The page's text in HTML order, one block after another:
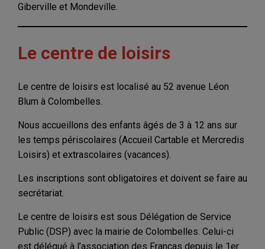
Giberville et Mondeville.
Le centre de loisirs
Le centre de loisirs est localisé au 52 avenue Léon
Blum à Colombelles.
Nous accueillons des enfants âgés de 3 à 12 ans sur
les temps périscolaires (Accueil Cartable et Mercredis
Loisirs) et extrascolaires (vacances).
Les inscriptions sont obligatoires et doivent se faire au
secrétariat.
Le centre de loisirs est sous Délégation de Service
Public (DSP) avec la mairie de Colombelles. Celui-ci
est délégué à l’association des Francas depuis le 1er